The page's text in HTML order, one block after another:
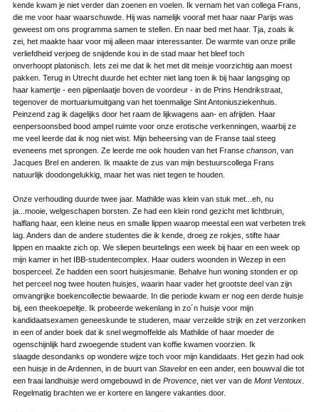
kende kwam je niet verder dan zoenen en voelen. Ik vernam het van collega Frans,
die me voor haar waarschuwde. Hij was namelijk vooraf met haar naar Parijs was
geweest om ons programma samen te stellen. En naar bed met haar. Tja, zoals ik
zei, het maakte haar voor mij alleen maar interessanter. De warmte van onze prille
verliefdheid verjoeg de snijdende kou in de stad maar het bleef toch
onverhoopt platonisch. Iets zei me dat ik het met dit meisje voorzichtig aan moest
pakken. Terug in Utrecht duurde het echter niet lang toen ik bij haar langsging op
haar kamertje - een pijpenlaatje boven de voordeur - in de Prins Hendrikstraat,
tegenover de mortuariumuitgang van het toenmalige Sint Antoniusziekenhuis.
Peinzend zag ik dagelijks door het raam de lijkwagens aan- en afrijden. Haar
eenpersoonsbed bood ampel ruimte voor onze erotische verkenningen, waarbij ze
me veel leerde dat ik nog niet wist. Mijn beheersing van de Franse taal steeg
eveneens met sprongen. Ze leerde me ook houden van het Franse chanson, van
Jacques Brel en anderen. Ik maakte de zus van mijn bestuurscollega Frans
natuurlijk doodongelukkig, maar het was niet tegen te houden.
Onze verhouding duurde twee jaar. Mathilde was klein van stuk met...eh, nu
ja...mooie, welgeschapen borsten. Ze had een klein rond gezicht met lichtbruin,
halflang haar, een kleine neus en smalle lippen waarop meestal een wat verbeten trek
lag. Anders dan de andere studentes die ik kende, droeg ze rokjes, stifte haar
lippen en maakte zich op. We sliepen beurtelings een week bij haar en een week op
mijn kamer in het IBB-studentecomplex. Haar ouders woonden in Wezep in een
bosperceel. Ze hadden een soort huisjesmanie. Behalve hun woning stonden er op
het perceel nog twee houten huisjes, waarin haar vader het grootste deel van zijn
omvangrijke boekencollectie bewaarde. In die periode kwam er nog een derde huisje
bij, een theekoepeltje. Ik probeerde wekenlang in zo´n huisje voor mijn
kandidaatsexamen geneeskunde te studeren, maar verzeilde strijk en zet verzonken
in een of ander boek dat ik snel wegmoffelde als Mathilde of haar moeder de
ogenschijnlijk hard zwoegende student van koffie kwamen voorzien. Ik
slaagde desondanks op wondere wijze toch voor mijn kandidaats. Het gezin had ook
een huisje in de Ardennen, in de buurt van Staveloten een ander, een bouwval die tot
een fraai landhuisje werd omgebouwd in de Provence, niet ver van de Mont Ventoux.
Regelmatig brachten we er kortere en langere vakanties door.